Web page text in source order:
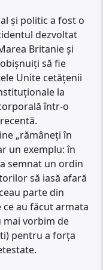
și politic a fost o
dezvoltat
Britanie și
să fie
Unite cetățenii
la
într-o
„rămâneți în
un exemplu: în
semnat un ordin
să iasă afară
parte din
ce au făcut armata
mai vorbim de
pentru a forța